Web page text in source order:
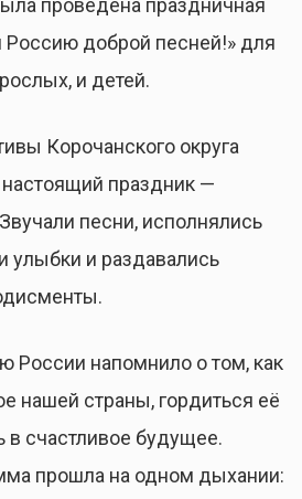
проведена праздничная
доброй песней!» для
и детей.
Корочанского округа
праздник —
песни, исполнялись
улыбки и раздавались
России напомнило о том, как
нашей страны, гордиться её
в счастливое будущее.
прошла на одном дыхании: